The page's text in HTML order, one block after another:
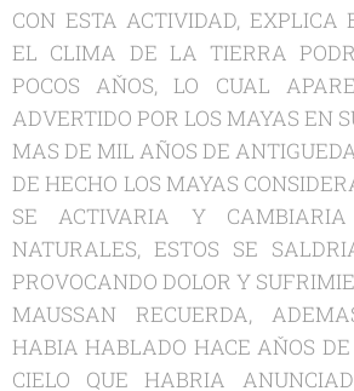
CON ESTA ACTIVIDAD, EXPLICA
EL CLIMA DE LA TIERRA
POCOS AŇOS, LO CUAL
ADVERTIDO POR LOS MAYAS EN
MAS DE MIL AÑOS DE
DE HECHO LOS MAYAS
SE ACTIVARIA Y CAMBIARIA
NATURALES, ESTOS SE
PROVOCANDO DOLOR Y
MAUSSAN RECUERDA,
HABIA HABLADO HACE AŇOS
CIELO QUE HABRIA